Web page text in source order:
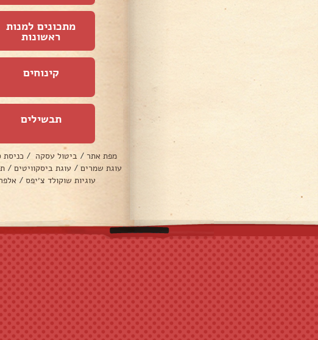
מתכונים למנות
ראשונות
קינוחים
תבשילים
מפת אתר / ביטול עסקה / כניסת
עוגת שמרים / עוגת ביסקוויטים /
עוגיות שוקולד צ׳יפס /